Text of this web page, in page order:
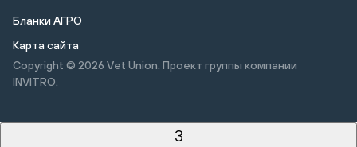
Бланки АГРО
Карта сайта
Copyright © 2026 Vet Union. Проект группы компании
INVITRO.
3